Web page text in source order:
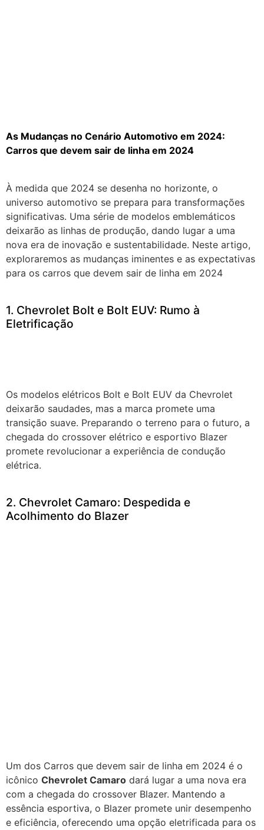
As Mudanças no Cenário Automotivo em 2024:
Carros que devem sair de linha em 2024
À medida que 2024 se desenha no horizonte, o
universo automotivo se prepara para transformações
significativas. Uma série de modelos emblemáticos
deixarão as linhas de produção, dando lugar a uma
nova era de inovação e sustentabilidade. Neste artigo,
exploraremos as mudanças iminentes e as expectativas
para os carros que devem sair de linha em 2024
1. Chevrolet Bolt e Bolt EUV: Rumo à
Eletrificação
Os modelos elétricos Bolt e Bolt EUV da Chevrolet
deixarão saudades, mas a marca promete uma
transição suave. Preparando o terreno para o futuro, a
chegada do crossover elétrico e esportivo Blazer
promete revolucionar a experiência de condução
elétrica.
2. Chevrolet Camaro: Despedida e
Acolhimento do Blazer
Um dos Carros que devem sair de linha em 2024 é o
icônico Chevrolet Camaro dará lugar a uma nova era
com a chegada do crossover Blazer. Mantendo a
essência esportiva, o Blazer promete unir desempenho
e eficiência, oferecendo uma opção eletrificada para os